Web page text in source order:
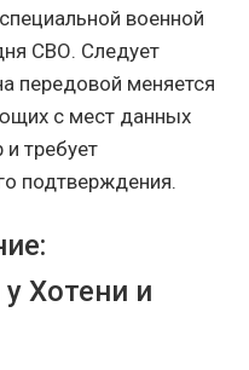
военной
СВО. Следует
передовой меняется
с мест данных
и требует
подтверждения.
Хотени и